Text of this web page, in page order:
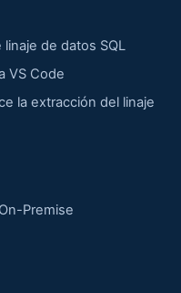
linaje de datos SQL
VS Code
la extracción del linaje
Premise